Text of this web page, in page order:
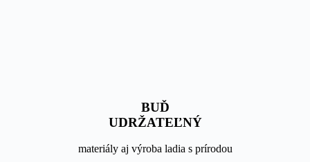
BUĎ
UDRŽATEĽNÝ
materiály aj výroba ladia s prírodou